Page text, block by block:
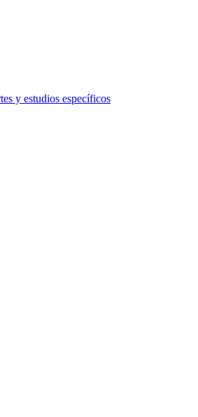
y estudios específicos